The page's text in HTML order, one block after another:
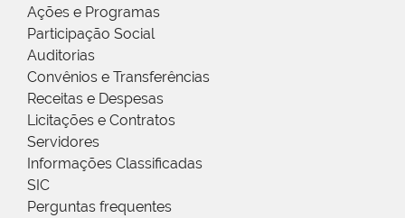
Ações e Programas
Participação Social
Auditorias
Convênios e Transferências
Receitas e Despesas
Licitações e Contratos
Servidores
Informações Classificadas
SIC
Perguntas frequentes